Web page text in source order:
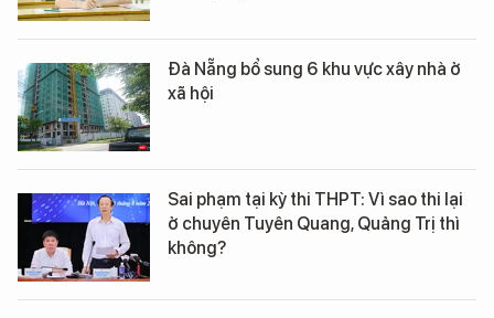
Đà Nẵng bổ sung 6 khu vực xây nhà ở
xã hội
Sai phạm tại kỳ thi THPT: Vì sao thi lại
ở chuyên Tuyên Quang, Quảng Trị thì
không?